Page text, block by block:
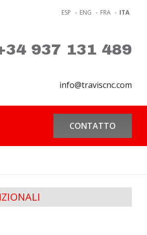
ESP - ENG - FRA - ITA
937 131 489
info@traviscnc.com
CONTATTO